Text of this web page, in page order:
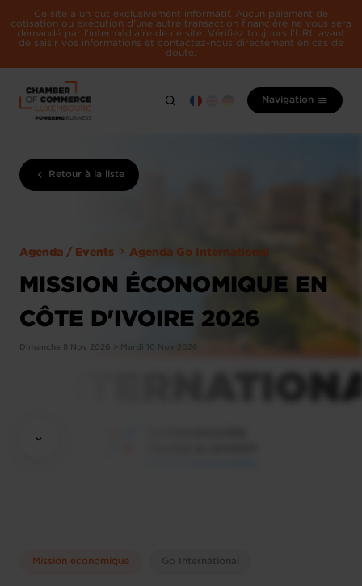
Ce site a un but exclusivement informatif. Aucun paiement de
cotisation ou exécution d'une autre transaction financière ne vous sera
demandé par l'intermédiaire de ce site. Vérifiez toujours l'URL avant
de saisir vos informations et contactez-nous directement en cas de
doute.
Navigation
Retour à la liste
Agenda / Events Agenda Go International
MISSION ÉCONOMIQUE EN
CÔTE D'IVOIRE​ 2026
Dimanche 8 Nov 2026 > Mardi 10 Nov 2026
Mission économique Go International